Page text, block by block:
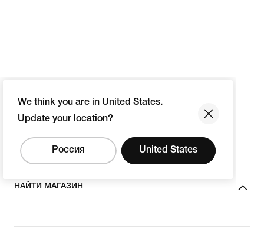
We think you are in United States.
Update your location?
Россия United States
НАЙТИ МАГАЗИН